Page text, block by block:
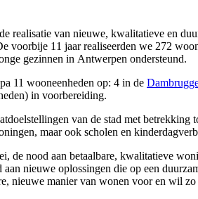
realisatie van nieuwe, kwalitatieve en
voorbije 11 jaar realiseerden we 272
gezinnen in Antwerpen ondersteund.
11 wooneenheden op: 4 in de
in voorbereiding.
van de stad met
maar ook scholen en
de nood aan betaalbare, kwalitatieve
aan nieuwe oplossingen die op een
nieuwe manier van wonen voor en wil